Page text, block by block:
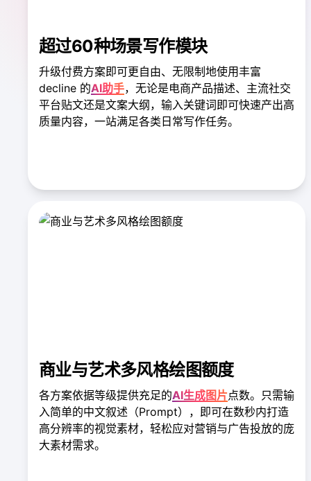
超过60种场景写作模块
升级付费方案即可更自由、无限制地使用丰富
decline 的AI助手，无论是电商产品描述、主流社交
平台贴文还是文案大纲，输入关键词即可快速产出高
质量内容，一站满足各类日常写作任务。
商业与艺术多风格绘图额度
各方案依据等级提供充足的AI生成图片点数。只需输
入简单的中文叙述（Prompt），即可在数秒内打造
高分辨率的视觉素材，轻松应对营销与广告投放的庞
大素材需求。